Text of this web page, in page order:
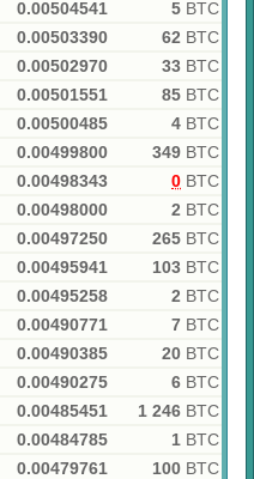
0.00504541 5 BTC
0.00503390 62 BTC
0.00502970 33 BTC
0.00501551 85 BTC
0.00500485 4 BTC
0.00499800 349 BTC
0.00498343 0 BTC
0.00498000 2 BTC
0.00497250 265 BTC
0.00495941 103 BTC
0.00495258 2 BTC
0.00490771 7 BTC
0.00490385 20 BTC
0.00490275 6 BTC
0.00485451 1 246 BTC
0.00484785 1 BTC
0.00479761 100 BTC